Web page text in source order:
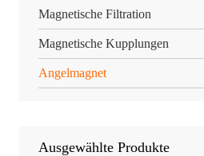
Magnetische Filtration
Magnetische Kupplungen
Angelmagnet
Ausgewählte Produkte